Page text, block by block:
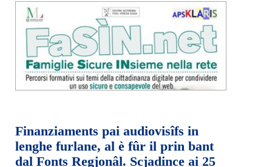
Finanziaments pai audiovisîfs in
lenghe furlane, al è fûr il prin bant
dal Fonts Regjonâl. Scjadince ai 25